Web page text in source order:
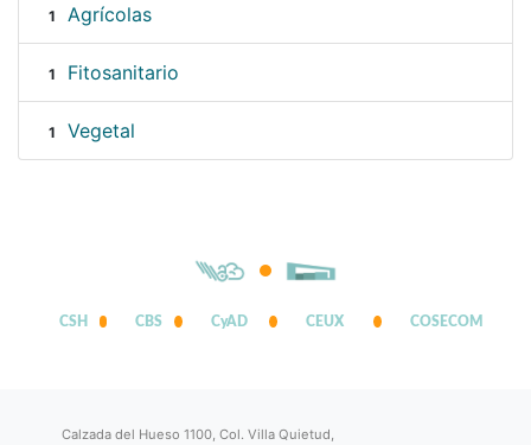
1 Agrícolas
1 Fitosanitario
1 Vegetal
CSH CBS CyAD CEUX COSECOM
Calzada del Hueso 1100, Col. Villa Quietud,